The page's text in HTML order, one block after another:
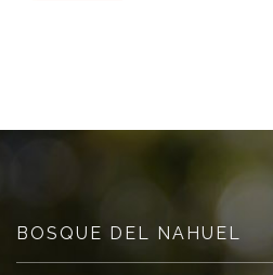
BOSQUE DEL NAHUEL